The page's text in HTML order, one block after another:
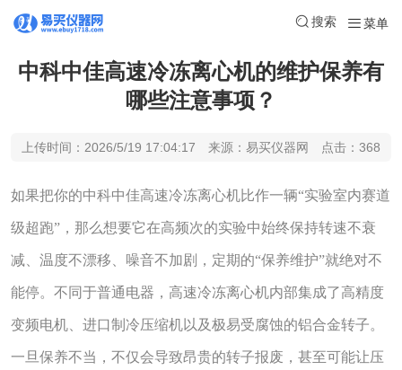
搜索 菜单
中科中佳高速冷冻离心机的维护保养有
哪些注意事项？
上传时间：2026/5/19 17:04:17 来源：易买仪器网 点击：368
如果把你的中科中佳高速冷冻离心机比作一辆“实验室内赛道
级超跑”，那么想要它在高频次的实验中始终保持转速不衰
减、温度不漂移、噪音不加剧，定期的“保养维护”就绝对不
能停。不同于普通电器，高速冷冻离心机内部集成了高精度
变频电机、进口制冷压缩机以及极易受腐蚀的铝合金转子。
一旦保养不当，不仅会导致昂贵的转子报废，甚至可能让压